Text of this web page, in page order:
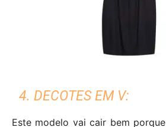
4. DECOTES EM V:
Este modelo vai cair bem